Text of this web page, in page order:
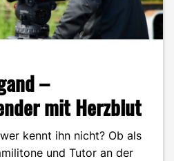
–
mit Herzblut
kennt ihn nicht? Ob als
und Tutor an der